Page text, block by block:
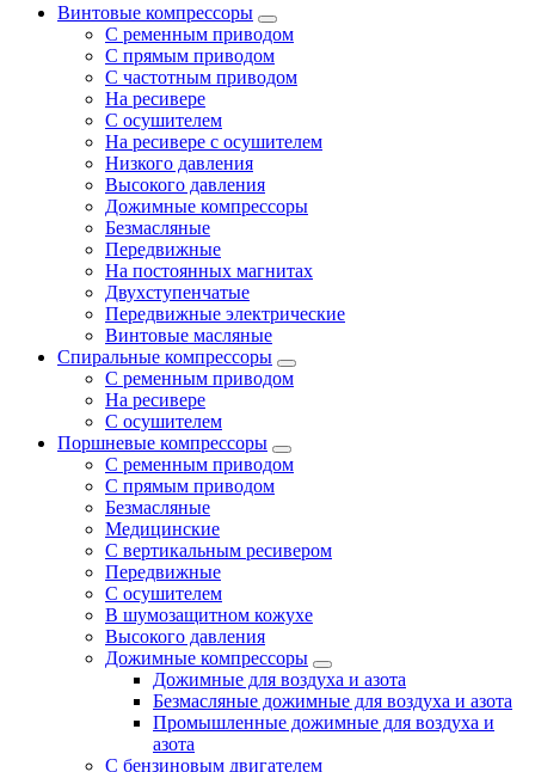
Винтовые компрессоры
С ременным приводом
С прямым приводом
С частотным приводом
На ресивере
С осушителем
На ресивере с осушителем
Низкого давления
Высокого давления
Дожимные компрессоры
Безмасляные
Передвижные
На постоянных магнитах
Двухступенчатые
Передвижные электрические
Винтовые масляные
Спиральные компрессоры
С ременным приводом
На ресивере
С осушителем
Поршневые компрессоры
С ременным приводом
С прямым приводом
Безмасляные
Медицинские
С вертикальным ресивером
Передвижные
С осушителем
В шумозащитном кожухе
Высокого давления
Дожимные компрессоры
Дожимные для воздуха и азота
Безмасляные дожимные для воздуха и азота
Промышленные дожимные для воздуха и
азота
С бензиновым двигателем